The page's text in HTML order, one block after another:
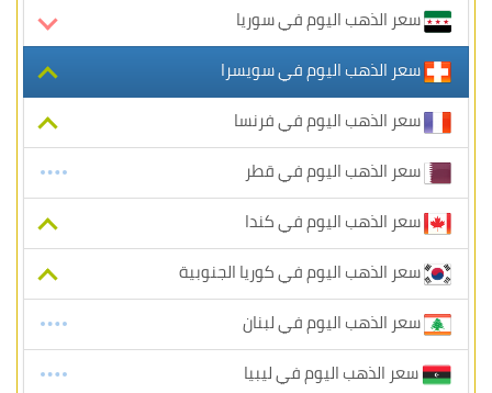
سعر الذهب اليوم في سوريا
سعر الذهب اليوم في سويسرا
سعر الذهب اليوم في فرنسا
سعر الذهب اليوم في قطر
سعر الذهب اليوم في كندا
سعر الذهب اليوم في كوريا الجنوبية
سعر الذهب اليوم في لبنان
سعر الذهب اليوم في ليبيا